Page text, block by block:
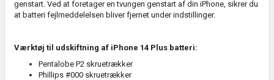
genstart. Ved at foretager en tvungen genstart af din iPhone, sikrer du
at batteri fejlmeddelelsen bliver fjernet under indstillinger.
Værktøj til udskiftning af iPhone 14 Plus batteri:
Pentalobe P2 skruetrækker
Phillips #000 skruetrækker